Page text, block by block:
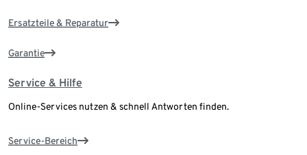
Ersatzteile & Reparatur
Garantie
Service & Hilfe
Online-Services nutzen & schnell Antworten finden.
Service-Bereich